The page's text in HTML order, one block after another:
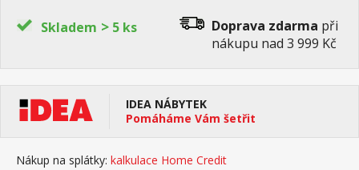
Skladem > 5 ks Doprava zdarma při
nákupu nad 3 999 Kč
IDEA NÁBYTEK
Pomáháme Vám šetřit
Nákup na splátky: kalkulace Home Credit